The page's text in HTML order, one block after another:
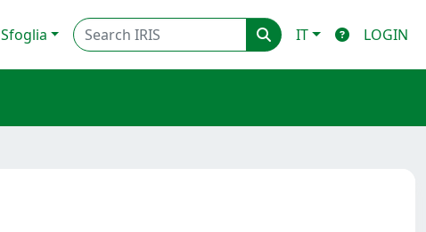
Sfoglia IT LOGIN